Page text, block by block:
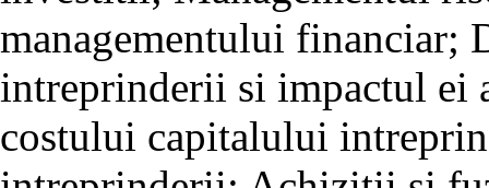
managementului financiar;
intreprinderii si impactul ei
costului capitalului